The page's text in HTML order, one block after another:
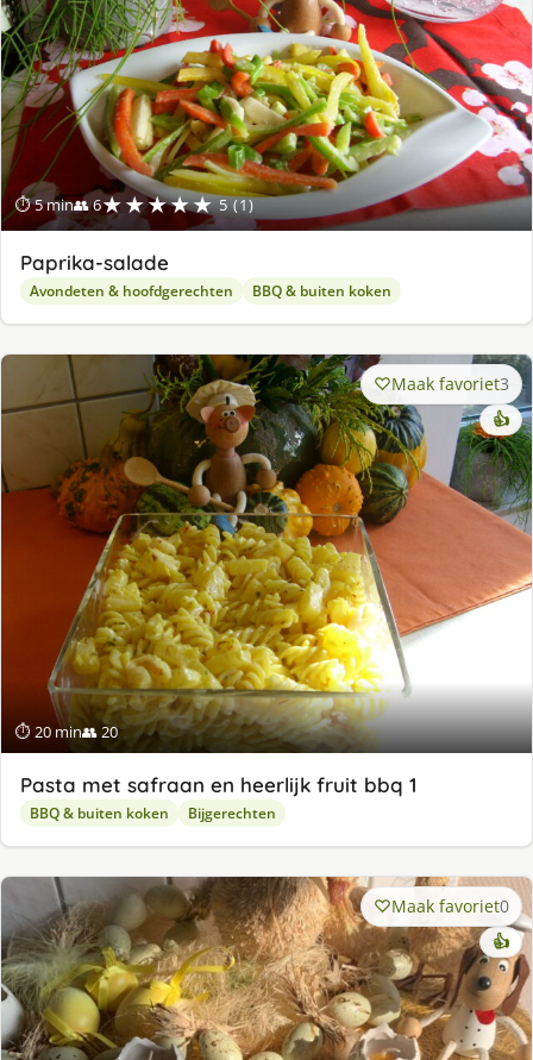
⏱ 5 min👥 6★★★★★ 5 (1)
Paprika-salade
Avondeten & hoofdgerechten BBQ & buiten koken
⏱ 20 min👥 20
Maak favoriet3
👍
Pasta met safraan en heerlijk fruit bbq 1
BBQ & buiten koken Bijgerechten
Maak favoriet0
👍